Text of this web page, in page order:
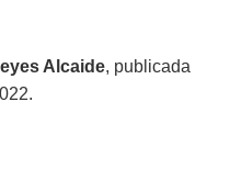
Alcaide, publicada